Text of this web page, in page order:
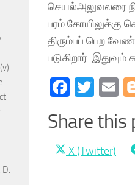
செயல்அலுவலரை
பரம் கோயிலுக்கு
திரும்பப் பெற
படுகிறார். இதுவும்
Share this
Share
X (Twitter)